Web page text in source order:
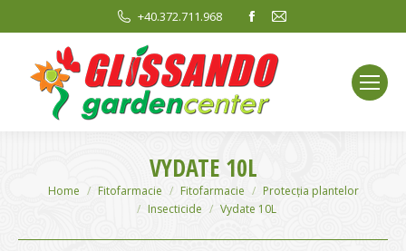
+40.372.711.968
Facebook
opens
in
new
window
Mail
window
VYDATE 10L
You are here:
Home Fitofarmacie Fitofarmacie
Protecția plantelor
Insecticide
Vydate 10L